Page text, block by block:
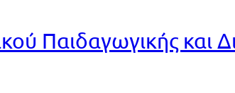
Παιδαγωγικής και